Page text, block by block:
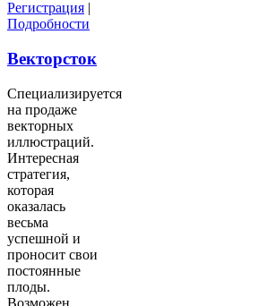
Регистрация |
Подробности
Векторсток
Специализируется
на продаже
векторных
иллюстраций.
Интересная
стратегия,
которая
оказалась
весьма
успешной и
проносит свои
постоянные
плоды.
Возможен